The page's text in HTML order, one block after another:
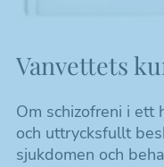
Vanvettets
Om schizofreni i ett
och uttrycksfullt
sjukdomen och